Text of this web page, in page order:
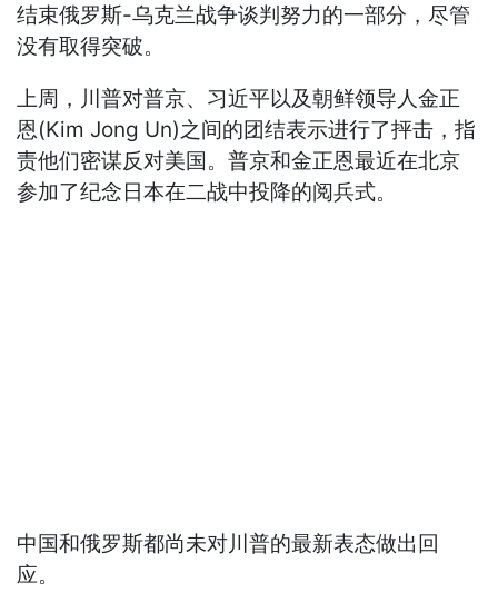
结束俄罗斯-乌克兰战争谈判努力的一部分，尽管
没有取得突破。
上周，川普对普京、习近平以及朝鲜领导人金正
恩(Kim Jong Un)之间的团结表示进行了抨击，指
责他们密谋反对美国。普京和金正恩最近在北京
参加了纪念日本在二战中投降的阅兵式。
中国和俄罗斯都尚未对川普的最新表态做出回
应。